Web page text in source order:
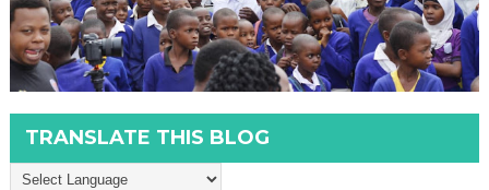
TRANSLATE THIS BLOG